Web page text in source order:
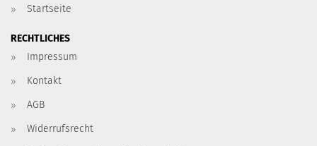
Startseite
RECHTLICHES
Impressum
Kontakt
AGB
Widerrufsrecht